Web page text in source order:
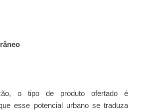
o tipo de produto ofertado é
esse potencial urbano se traduza